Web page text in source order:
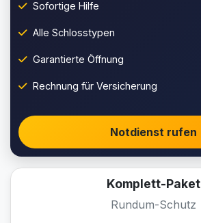
Sofortige Hilfe
Alle Schlosstypen
Garantierte Öffnung
Rechnung für Versicherung
Notdienst rufen
Komplett-Paket
Rundum-Schutz